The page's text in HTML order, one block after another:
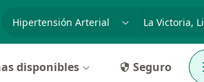
especialidad, enfermedad o nombre
disponibles Seguro